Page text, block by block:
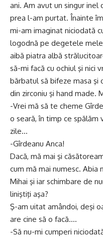
ani. Am avut un singur inel
prea l-am purtat. Înainte
mi-am imaginat niciodată
logodnă pe degetele
aibă piatra albă
să-mi facă cu ochiul şi nici
bărbatul să bifeze masa şi
din zirconiu şi hand made.
-Vrei mă să te cheme
o seară, în timp ce
zile…
-Gîrdeanu Anca!
Dacă, mă mai şi
cum mă mai numesc. Abia
Mihai şi iar schimbare de
liniştiţi aşa?
Ş-am uitat amândoi, deşi
are cine să o facă….
-Să nu-mi cumperi